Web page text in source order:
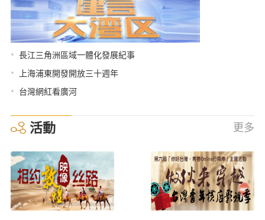
• 長江三角洲區域一體化發展紀事
• 上海浦東開發開放三十週年
• 台灣網紅看廣河
活動 更多